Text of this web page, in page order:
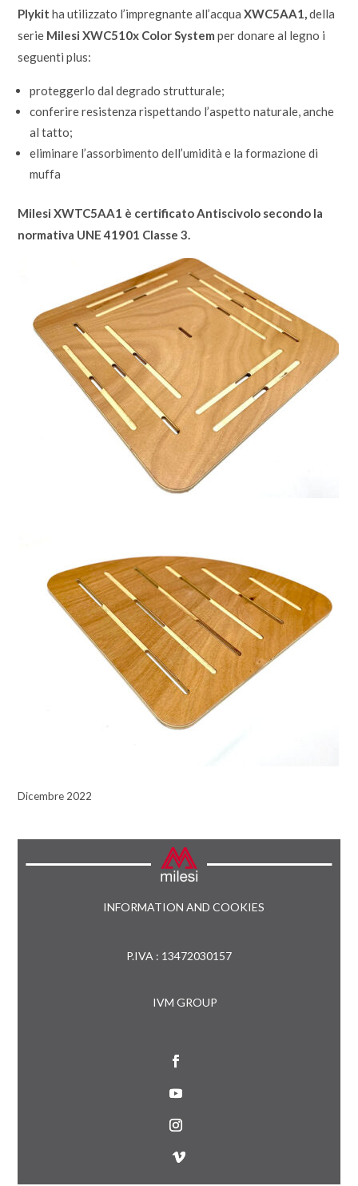
Plykit ha utilizzato l’impregnante all’acquaXWC5AA1,della
serie Milesi XWC510x Color System per donare al legno i
seguenti plus:
proteggerlo dal degrado strutturale;
conferire resistenza rispettando l’aspetto naturale, anche
al tatto;
eliminare l’assorbimento dell’umidità e la formazione di
muffa
Milesi XWTC5AA1 è certificato Antiscivolo secondo la
normativa UNE 41901 Classe 3.
Dicembre 2022
INFORMATION AND COOKIES
P.IVA : 13472030157
IVM GROUP